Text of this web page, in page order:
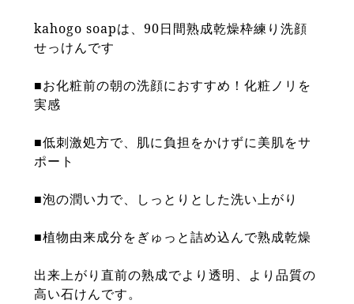
kahogo soapは、90日間熟成乾燥枠練り洗顔
せっけんです
■お化粧前の朝の洗顔におすすめ！化粧ノリを
実感
■低刺激処方で、肌に負担をかけずに美肌をサ
ポート
■泡の潤い力で、しっとりとした洗い上がり
■植物由来成分をぎゅっと詰め込んで熟成乾燥
出来上がり直前の熟成でより透明、より品質の
高い石けんです。